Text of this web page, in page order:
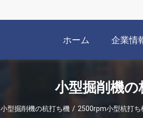
ホーム 企業情
小型掘削機
小型掘削機の杭打ち機 / 2500rpm小型杭打ち